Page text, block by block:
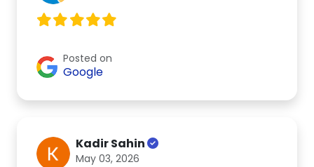
Posted on
Google
Kadir Sahin
May 03, 2026